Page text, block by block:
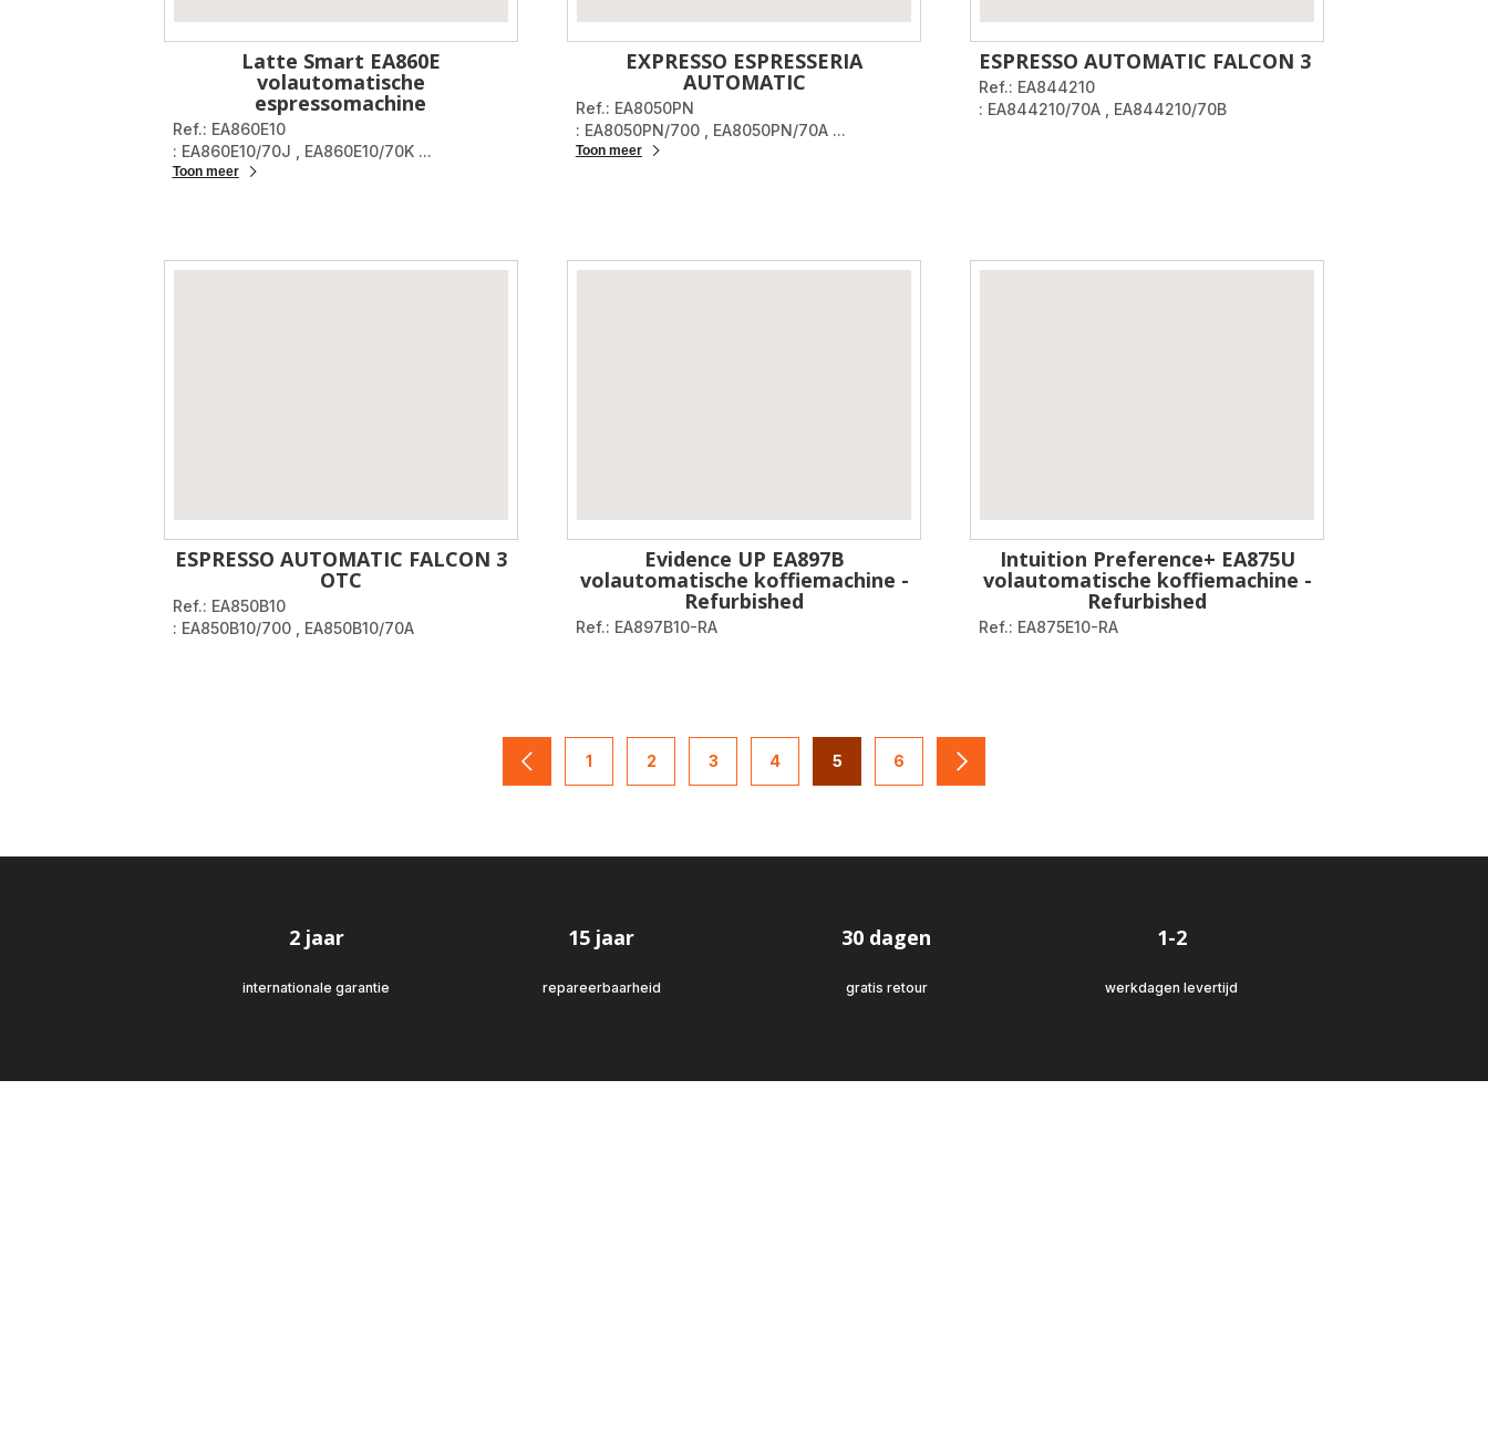
Latte Smart EA860E
volautomatische
espressomachine
Ref.: EA860E10
: EA860E10/70J
EA860E10/70K ...
Toon meer
EXPRESSO ESPRESSERIA
AUTOMATIC
Ref.: EA8050PN
: EA8050PN/700
EA8050PN/70A ...
Toon meer
ESPRESSO AUTOMATIC FALCON 3
Ref.: EA844210
: EA844210/70A
EA844210/70B
ESPRESSO AUTOMATIC FALCON 3
OTC
Ref.: EA850B10
: EA850B10/700
EA850B10/70A
Evidence UP EA897B
volautomatische koffiemachine -
Refurbished
Ref.: EA897B10-RA
Intuition Preference+ EA875U
volautomatische koffiemachine -
Refurbished
Ref.: EA875E10-RA
navigation.pagination.actions.prev
1-
2
-
3
-
4
-
5
-
6
-
navigation.pagination.actions.next
2 jaar
internationale garantie
15 jaar
repareerbaarheid
30 dagen
gratis retour
1-2
werkdagen levertijd